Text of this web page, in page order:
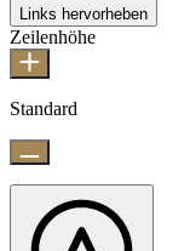
Links hervorheben
Zeilenhöhe
Standard